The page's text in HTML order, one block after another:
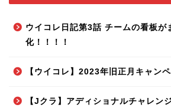
ウイコレ日記第3話 チームの看板が
化！！！！
【ウイコレ】2023年旧正月キャン
【Jクラ】アディショナルチャレン